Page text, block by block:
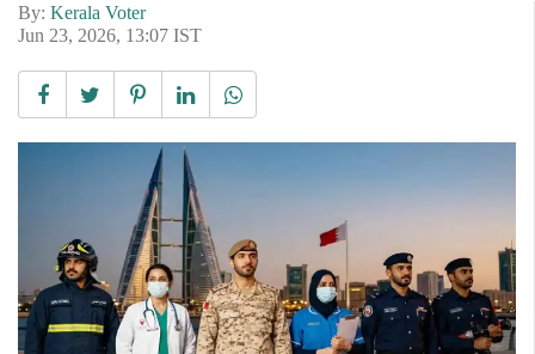
By: Kerala Voter
Jun 23, 2026, 13:07 IST